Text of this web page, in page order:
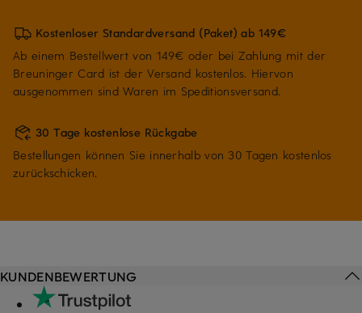
Kostenloser Standardversand (Paket) ab 149€
Ab einem Bestellwert von 149€ oder bei Zahlung mit der
Breuninger Card ist der Versand kostenlos. Hiervon
ausgenommen sind Waren im Speditionsversand.
30 Tage kostenlose Rückgabe
Bestellungen können Sie innerhalb von 30 Tagen kostenlos
zurückschicken.
KUNDENBEWERTUNG